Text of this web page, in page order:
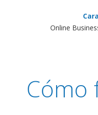
Online
Cómo